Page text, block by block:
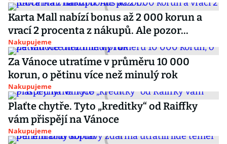
Karta Mall nabízí bonus až 2 000 korun a
vrací 2 procenta z nákupů. Ale pozor...
Nakupujeme
Za Vánoce utratíme v průměru 10 000
korun, o pětinu více než minulý rok
Nakupujeme
Plaťte chytře. Tyto „kreditky“ od Raiffky
vám přispějí na Vánoce
Nakupujeme